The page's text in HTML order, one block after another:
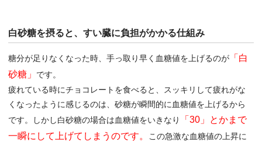
白砂糖を摂ると、すい臓に負担がかかる仕組み
糖分が足りなくなった時、手っ取り早く血糖値を上げるのが 「白
砂糖」 です。
疲れている時にチョコレートを食べると、スッキリして疲れがな
くなったように感じるのは、砂糖が瞬間的に血糖値を上げるから
です。しかし白砂糖の場合は血糖値をいきなり
「30」とかまで
一瞬にして上げてしまうのです。 この急激な血糖値の上昇に